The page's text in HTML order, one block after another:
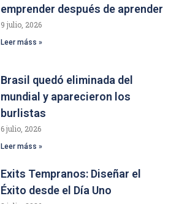
emprender después de aprender
9 julio, 2026
Leer máss »
Brasil quedó eliminada del
mundial y aparecieron los
burlistas
6 julio, 2026
Leer máss »
Exits Tempranos: Diseñar el
Éxito desde el Día Uno